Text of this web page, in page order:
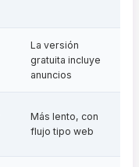
La versión
gratuita incluye
anuncios
Más lento, con
flujo tipo web